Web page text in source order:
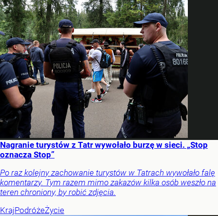
Nagranie turystów z Tatr wywołało burzę w sieci. „Stop
oznacza Stop”
Po raz kolejny zachowanie turystów w Tatrach wywołało falę
komentarzy. Tym razem mimo zakazów kilka osób weszło na
teren chroniony, by robić zdjęcia.
KrajPodróżeŻycie